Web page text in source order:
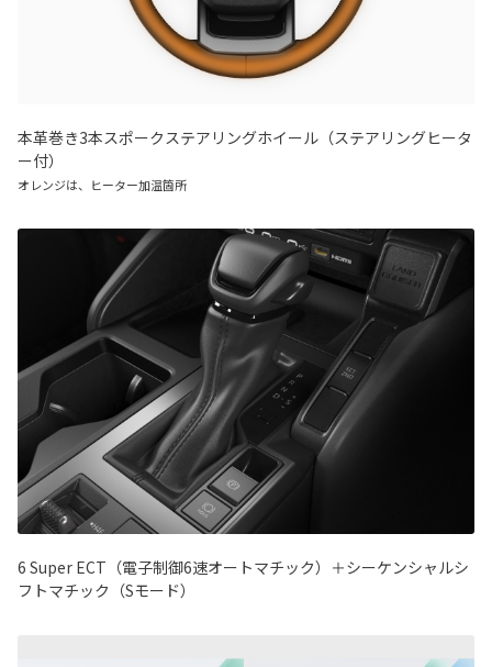
本革巻き3本スポークステアリングホイール（ステアリングヒータ
ー付）
オレンジは、ヒーター加温箇所
6 Super ECT（電子制御6速オートマチック）＋シーケンシャルシ
フトマチック（Sモード）